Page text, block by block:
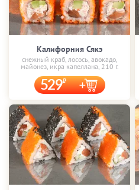
Калифорния Сякэ
снежный краб, лосось, авокадо,
майонез, икра капеллана, 210 г.
529